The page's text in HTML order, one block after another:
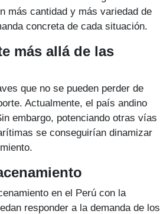
más cantidad y más variedad de
concreta de cada situación.
más allá de las
que no se pueden perder de
Actualmente, el país andino
embargo, potenciando otras vías
se conseguirían dinamizar
en el Perú con la
responder a la demanda de los